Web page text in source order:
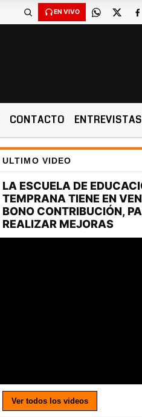
EN VIVO
CONTACTO ENTREVISTAS
ULTIMO VIDEO
Ver todos los videos